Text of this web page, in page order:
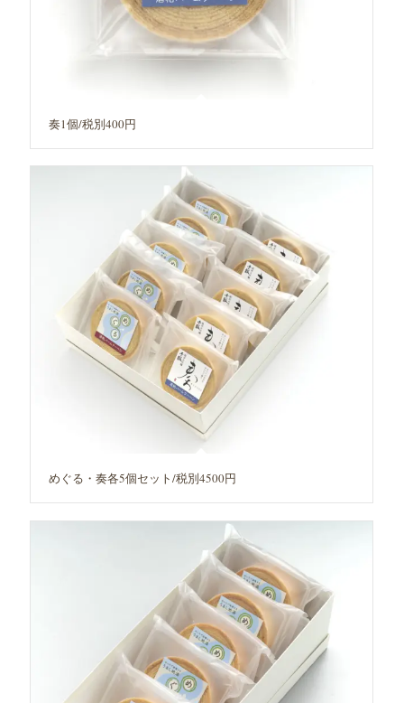
奏1個/税別400円
めぐる・奏各5個セット/税別4500円